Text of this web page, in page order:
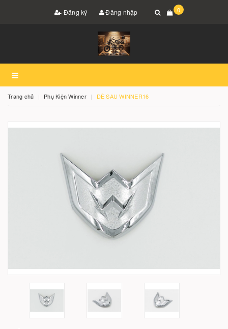
Đăng ký Đăng nhập 0
Trang chủ Phụ Kiện Winner DÈ SAU WINNER16